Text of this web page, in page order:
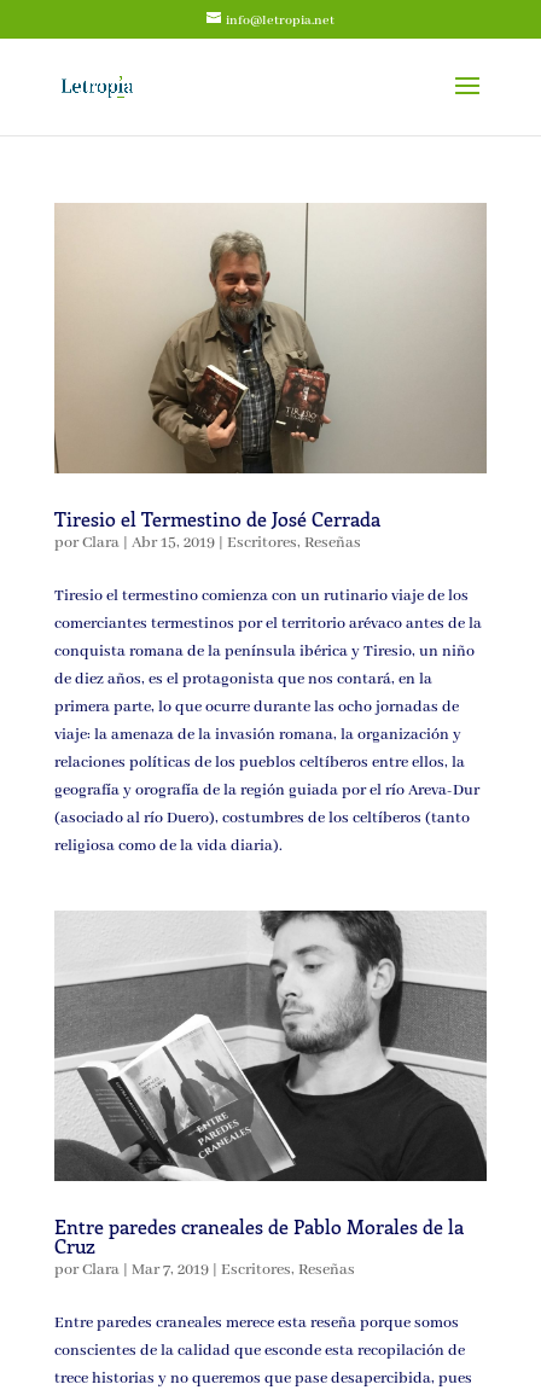
info@letropia.net
Tiresio el Termestino de José Cerrada
porClara| Abr 15, 2019| Escritores, Reseñas
Tiresio el termestino comienza con un rutinario viaje de los
comerciantes termestinos por el territorio arévaco antes de la
conquista romana de la península ibérica y Tiresio, un niño
de diez años, es el protagonista que nos contará, en la
primera parte, lo que ocurre durante las ocho jornadas de
viaje: la amenaza de la invasión romana, la organización y
relaciones políticas de los pueblos celtíberos entre ellos, la
geografía y orografía de la región guiada por el río Areva-Dur
(asociado al río Duero), costumbres de los celtíberos (tanto
religiosa como de la vida diaria).
Entre paredes craneales de Pablo Morales de la
Cruz
porClara| Mar 7, 2019| Escritores, Reseñas
Entre paredes craneales merece esta reseña porque somos
conscientes de la calidad que esconde esta recopilación de
trece historias y no queremos que pase desapercibida, pues